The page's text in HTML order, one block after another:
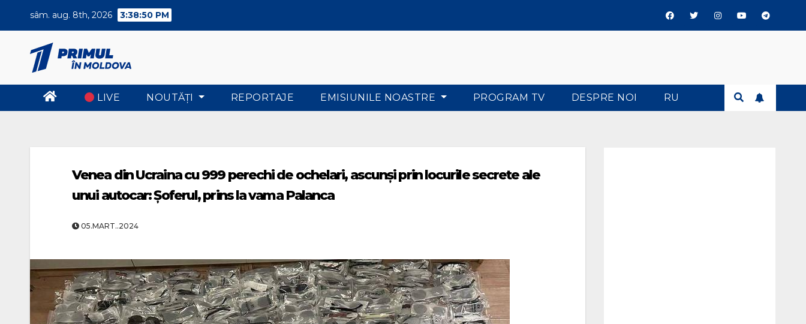
sâm. aug. 8th, 2026 3:38:50 PM
LIVE NOUTĂŢI REPORTAJE EMISIUNILE NOASTRE PROGRAM TV DESPRE NOI RU
Venea din Ucraina cu 999 perechi de ochelari, ascunși prin locurile secrete ale
unui autocar: Șoferul, prins la vama Palanca
05.MART..2024